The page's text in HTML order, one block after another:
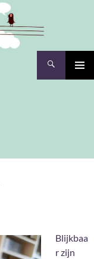
Blijkbaa
r zijn